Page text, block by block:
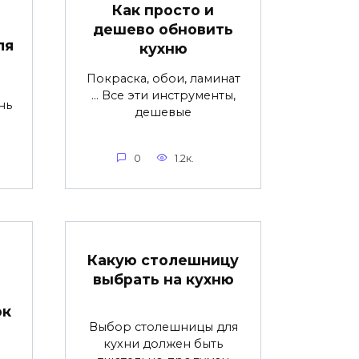
Как просто и
дешево обновить
кухню
Покраска, обои, ламинат
… Все эти инструменты,
дешевые
0 1.2к.
Какую столешницу
выбрать на кухню
Выбор столешницы для
кухни должен быть